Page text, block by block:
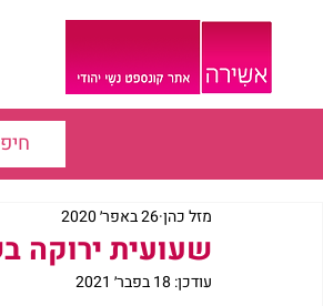
שעועית ירוקה
מזל כהן26 באפר׳ 2020
עודכן: 18 בפבר׳ 2021